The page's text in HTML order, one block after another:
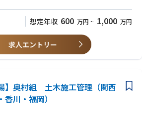
・道路・鉄道・ダム・河川・土地造成・上下
おける品質、コスト、工程、安全、環境などの
たします。想定年収 600 万円 ~ 1,000 万円
求人エントリー
】奥村組 土木施工管理（関西
川・福岡）